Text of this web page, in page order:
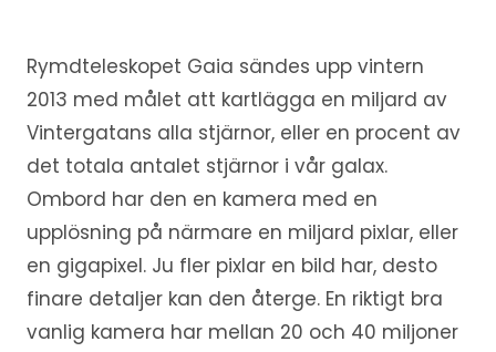
Rymdteleskopet Gaia sändes upp vintern
2013 med målet att kartlägga en miljard av
Vintergatans alla stjärnor, eller en procent av
det totala antalet stjärnor i vår galax.
Ombord har den en kamera med en
upplösning på närmare en miljard pixlar, eller
en gigapixel. Ju fler pixlar en bild har, desto
finare detaljer kan den återge. En riktigt bra
vanlig kamera har mellan 20 och 40 miljoner